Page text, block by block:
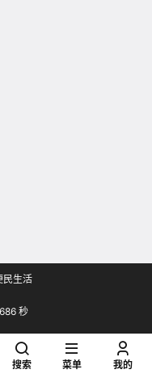
民生活
秒
搜索 菜单 我的